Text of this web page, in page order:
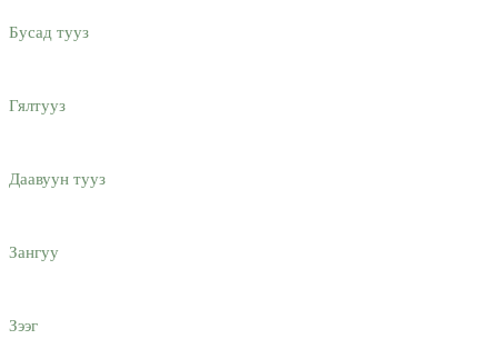
Бусад тууз
Гялтууз
Даавуун тууз
Зангуу
Зээг